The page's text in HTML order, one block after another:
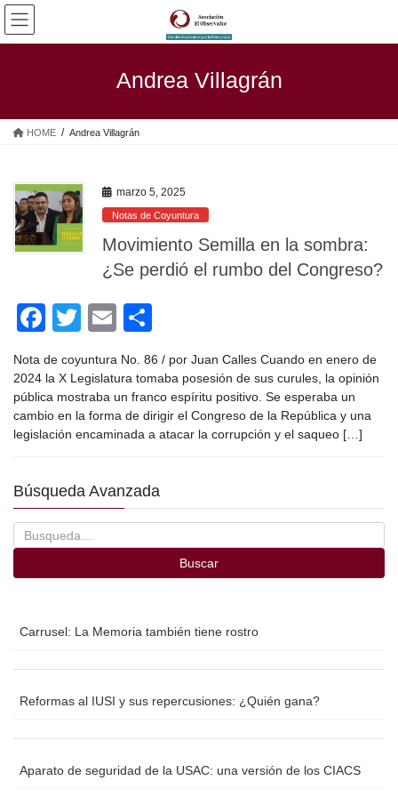
Saltar
contenido
Saltar
la
Andrea Villagrán
HOME Andrea Villagrán
marzo 5, 2025
Notas de Coyuntura
Movimiento Semilla en la sombra:
¿Se perdió el rumbo del Congreso?
F
a
c
e
b
o
k
T
tt
er
E
m
ail
o
m
p
ar
Nota de coyuntura No. 86 / por Juan Calles Cuando en enero de
2024 la X Legislatura tomaba posesión de sus curules, la opinión
pública mostraba un franco espíritu positivo. Se esperaba un
cambio en la forma de dirigir el Congreso de la República y una
legislación encaminada a atacar la corrupción y el saqueo […]
Búsqueda Avanzada
Buscar
Carrusel: La Memoria también tiene rostro
Reformas al IUSI y sus repercusiones: ¿Quién gana?
Aparato de seguridad de la USAC: una versión de los CIACS